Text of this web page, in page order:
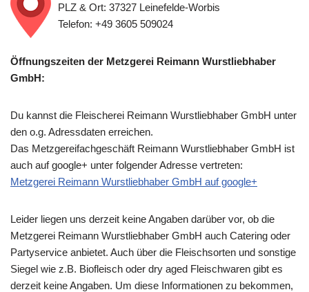
PLZ & Ort: 37327 Leinefelde-Worbis
Telefon: +49 3605 509024
Öffnungszeiten der Metzgerei Reimann Wurstliebhaber
GmbH:
Du kannst die Fleischerei Reimann Wurstliebhaber GmbH unter
den o.g. Adressdaten erreichen.
Das Metzgereifachgeschäft Reimann Wurstliebhaber GmbH ist
auch auf google+ unter folgender Adresse vertreten:
Metzgerei Reimann Wurstliebhaber GmbH auf google+
Leider liegen uns derzeit keine Angaben darüber vor, ob die
Metzgerei Reimann Wurstliebhaber GmbH auch Catering oder
Partyservice anbietet. Auch über die Fleischsorten und sonstige
Siegel wie z.B. Biofleisch oder dry aged Fleischwaren gibt es
derzeit keine Angaben. Um diese Informationen zu bekommen,